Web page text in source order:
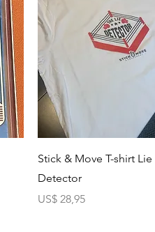
Visualização rápida
Stick & Move T-shirt Lie
Detector
Preço
US$ 28,95